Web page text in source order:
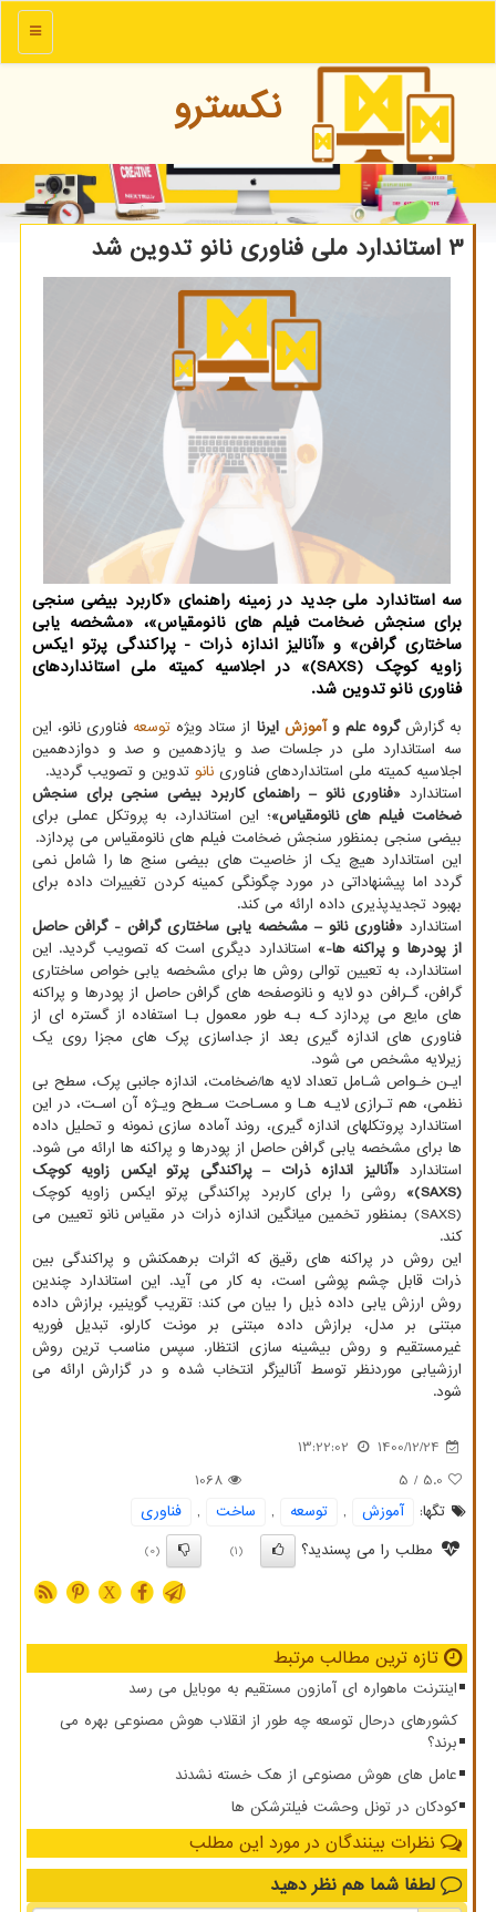
منو
نكسترو
۳ استاندارد ملی فناوری نانو تدوین شد
سه استاندارد ملی جدید در زمینه راهنمای «کاربرد بیضی سنجی
برای سنجش ضخامت فیلم های نانومقیاس»، «مشخصه یابی
ساختاری گرافن» و «آنالیز اندازه ذرات - پراکندگی پرتو ایکس
زاویه کوچک (SAXS)» در اجلاسیه کمیته ملی استانداردهای
فناوری نانو تدوین شد.
به گزارشگروه علم وآموزش ایرنا از ستاد ویژه توسعه فناوری نانو، این
سه استاندارد ملی در جلسات صد و یازدهمین و صد و دوازدهمین
اجلاسیه کمیته ملی استانداردهای فناوری نانو تدوین و تصویب گردید.
استاندارد «فناوری نانو – راهنمای کاربرد بیضی سنجی برای سنجش
ضخامت فیلم های نانومقیاس»؛ این استاندارد، به پروتکل عملی برای
بیضی سنجی بمنظور سنجش ضخامت فیلم های نانومقیاس می پردازد.
این استاندارد هیچ یک از خاصیت های بیضی سنج ها را شامل نمی
گردد اما پیشنهاداتی در مورد چگونگی کمینه کردن تغییرات داده برای
بهبود تجدیدپذیری داده ارائه می کند.
استاندارد «فناوری نانو – مشخصه یابی ساختاری گرافن - گرافن حاصل
از پودرها و پراکنه ها-» استاندارد دیگری است که تصویب گردید. این
استاندارد، به تعیین توالی روش ها برای مشخصه یابی خواص ساختاری
گرافن، گـرافن دو لایه و نانوصفحه های گرافن حاصل از پودرها و پراکنه
های مایع می پردازد کـه بـه طور معمول بـا استفاده از گستره ای از
فناوری های اندازه گیری بعد از جداسازی پرک های مجزا روی یک
زیرلایه مشخص می شود.
ایـن خـواص شـامل تعداد لایه ها/ضخامت، اندازه جانبی پرک، سطح بی
نظمی، هم تـرازی لایـه هـا و مسـاحت سـطح ویـژه آن اسـت، در این
استاندارد پروتکلهای اندازه گیری، روند آماده سازی نمونه و تحلیل داده
ها برای مشخصه یابی گرافن حاصل از پودرها و پراکنه ها ارائه می شود.
استاندارد«آنالیز اندازه ذرات – پراکندگی پرتو ایکس زاویه کوچک
(SAXS)»
روشی را برای کاربرد پراکندگی پرتو ایکس زاویه کوچک
(SAXS) بمنظور تخمین میانگین اندازه ذرات در مقیاس نانو تعیین می
کند.
این روش در پراکنه های رقیق که اثرات برهمکنش و پراکندگی بین
ذرات قابل چشم پوشی است، به کار می آید. این استاندارد چندین
روش ارزش یابی داده ذیل را بیان می کند: تقریب گوینیر، برازش داده
مبتنی بر مدل، برازش داده مبتنی بر مونت کارلو، تبدیل فوریه
غیرمستقیم و روش بیشینه سازی انتظار. سپس مناسب ترین روش
ارزشیابی موردنظر توسط آنالیزگر انتخاب شده و در گزارش ارائه می
شود.
1400/12/24
13:22:02
5.0
/ 5
1068
تگها:
آموزش , توسعه , ساخت ,
فناوری
مطلب را می پسندید؟
(1)
(0)
X
تازه ترین مطالب مرتبط
اینترنت ماهواره ای آمازون مستقیم به موبایل می رسد
کشورهای درحال توسعه چه طور از انقلاب هوش مصنوعی بهره می
برند؟
عامل های هوش مصنوعی از هک خسته نشدند
کودکان در تونل وحشت فیلترشکن ها
نظرات بینندگان در مورد این مطلب
لطفا شما هم نظر دهید